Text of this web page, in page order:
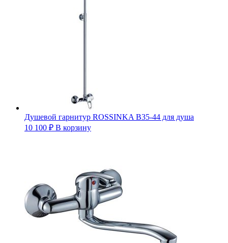
Душевой гарнитур ROSSINKA B35-44 для душа
10 100 ₽ В корзину